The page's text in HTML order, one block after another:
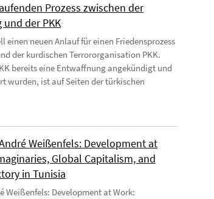
Prozess zwischen der
der PKK
einen neuen Anlauf für einen Friedensprozess
der kurdischen Terrororganisation PKK.
bereits eine Entwaffnung angekündigt und
wurden, ist auf Seiten der türkischen
Weißenfels: Development at
Global Capitalism, and
in Tunisia
Weißenfels: Development at Work: